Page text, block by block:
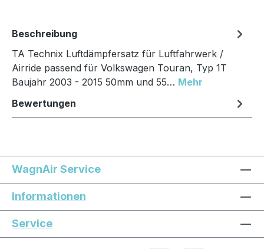
Beschreibung
TA Technix Luftdämpfersatz für Luftfahrwerk /
Airride passend für Volkswagen Touran, Typ 1T
Baujahr 2003 - 2015 50mm und 55… Mehr
Bewertungen
WagnAir Service
Informationen
Service